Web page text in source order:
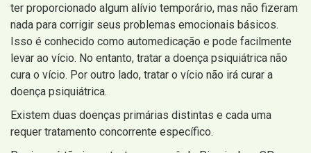
ter proporcionado algum alívio temporário, mas não fizeram
nada para corrigir seus problemas emocionais básicos.
Isso é conhecido como automedicação e pode facilmente
levar ao vício. No entanto, tratar a doença psiquiátrica não
cura o vício. Por outro lado, tratar o vício não irá curar a
doença psiquiátrica.
Existem duas doenças primárias distintas e cada uma
requer tratamento concorrente específico.